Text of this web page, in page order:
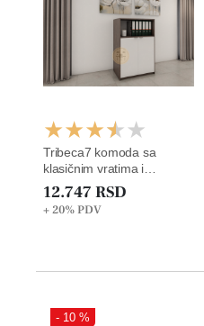
Tribeca7 komoda sa
klasičnim vratima i
otvorenom policom
12.747 RSD
+ 20%PDV
- 10 %